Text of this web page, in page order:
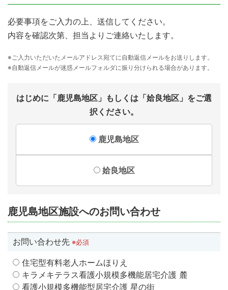
必要事項をご入力の上、送信してください。
内容を確認次第、担当よりご連絡いたします。
※ご入力いただいたメールアドレス宛てに自動返信メールをお送りします。
※自動返信メールが迷惑メールフォルダに振り分けられる場合があります。
はじめに「鹿児島地区」もしくは「姶良地区」をご選
択ください。
鹿児島地区
姶良地区
鹿児島地区施設へのお問い合わせ
お問い合わせ先 ※必須
住宅型有料老人ホームほりえ
キラメキテラス看護小規模多機能居宅介護 麓
看護小規模多機能型居宅介護 星の街